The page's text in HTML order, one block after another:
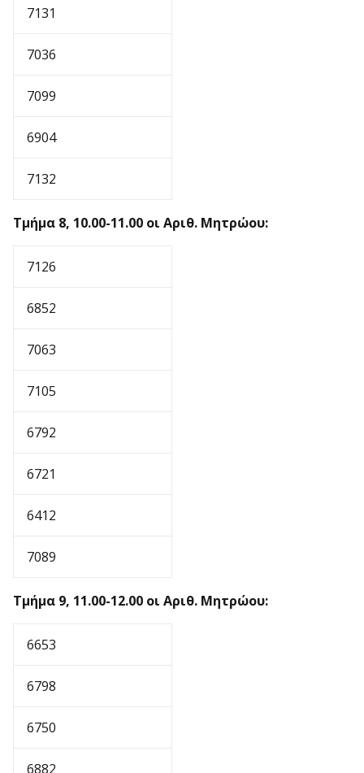
7131
7036
7099
6904
7132
Τμήμα 8, 10.00-11.00 οι Αριθ. Μητρώου:
7126
6852
7063
7105
6792
6721
6412
7089
Τμήμα 9, 11.00-12.00 οι Αριθ. Μητρώου:
6653
6798
6750
6882